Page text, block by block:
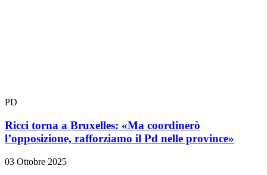
PD
Ricci torna a Bruxelles: «Ma coordinerò
l’opposizione, rafforziamo il Pd nelle province»
03 Ottobre 2025